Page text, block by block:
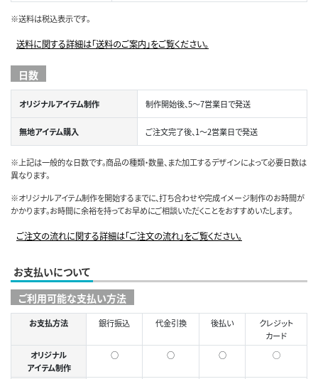
※送料は税込表示です。
送料に関する詳細は「送料のご案内」をご覧ください。
日数
オリジナルアイテム制作 制作開始後、5～7営業日で発送
無地アイテム購入 ご注文完了後、1～2営業日で発送
※上記は一般的な日数です。商品の種類・数量、また加工するデザインによって必要日数は
異なります。
※オリジナルアイテム制作を開始するまでに、打ち合わせや完成イメージ制作のお時間が
かかります。お時間に余裕を持ってお早めにご相談いただくことをおすすめいたします。
ご注文の流れに関する詳細は「ご注文の流れ」をご覧ください。
お支払いについて
ご利用可能な支払い方法
お支払方法 銀行振込 代金引換 後払い
クレジット
カード
オリジナル
アイテム制作
○ ○ ○ ◯